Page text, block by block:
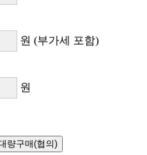
원 (부가세 포함)
원
량구매(협의)